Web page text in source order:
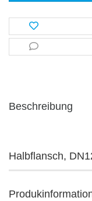
Beschreibung
Halbflansch,